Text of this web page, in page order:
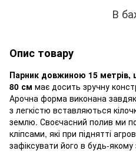
В
Опис товару
Парник довжиною 15 метрів,
80 см має досить зручну
Арочна форма виконана
з легкістю вставляються
землю. Своєчасний полив ми
кліпсами, які при піднятті
зафіксувати його в будь-якому